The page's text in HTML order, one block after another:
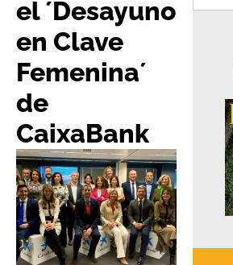
el ´Desayuno
en Clave
Femenina´
de
CaixaBank